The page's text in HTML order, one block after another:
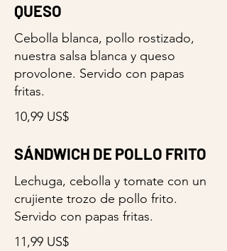
QUESO
Cebolla blanca, pollo rostizado,
nuestra salsa blanca y queso
provolone. Servido con papas
fritas.
10,99 US$
SÁNDWICH DE POLLO FRITO
Lechuga, cebolla y tomate con un
crujiente trozo de pollo frito.
Servido con papas fritas.
11,99 US$